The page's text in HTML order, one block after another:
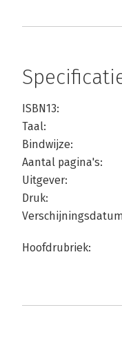
ISBN13:
Taal:
Bindwijze:
Aantal pagina's:
Uitgever:
Druk:
Hoofdrubriek: